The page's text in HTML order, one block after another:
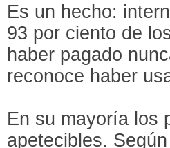
Es un hecho:
93 por ciento de
haber pagado
reconoce haber
En su mayoría los
apetecibles.